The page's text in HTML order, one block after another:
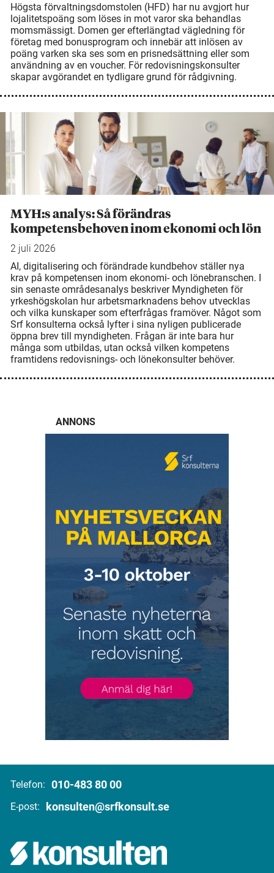
Högsta förvaltningsdomstolen (HFD) har nu avgjort hur
lojalitetspoäng som löses in mot varor ska behandlas
momsmässigt. Domen ger efterlängtad vägledning för
företag med bonusprogram och innebär att inlösen av
poäng varken ska ses som en prisnedsättning eller som
användning av en voucher. För redovisningskonsulter
skapar avgörandet en tydligare grund för rådgivning.
MYH:s analys: Så förändras
kompetensbehoven inom ekonomi och lön
2 juli 2026
AI, digitalisering och förändrade kundbehov ställer nya
krav på kompetensen inom ekonomi- och lönebranschen. I
sin senaste områdesanalys beskriver Myndigheten för
yrkeshögskolan hur arbetsmarknadens behov utvecklas
och vilka kunskaper som efterfrågas framöver. Något som
Srf konsulterna också lyfter i sina nyligen publicerade
öppna brev till myndigheten. Frågan är inte bara hur
många som utbildas, utan också vilken kompetens
framtidens redovisnings- och lönekonsulter behöver.
ANNONS
Telefon: 010-483 80 00
E-post: konsulten@srfkonsult.se